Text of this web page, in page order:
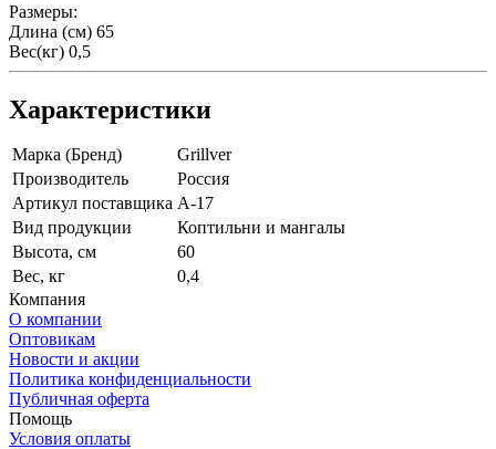
Размеры:
Длина (см) 65
Вес(кг) 0,5
Характеристики
Марка (Бренд)
Grillver
Производитель
Россия
Артикул поставщика А-17
Вид продукции
Коптильни и мангалы
Высота, см
60
Вес, кг
0,4
Компания
О компании
Оптовикам
Новости и акции
Политика конфиденциальности
Публичная оферта
Помощь
Условия оплаты